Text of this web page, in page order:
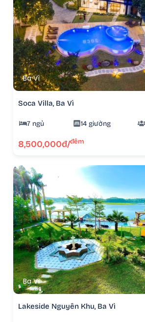
Ba Vì
Soca Villa, Ba Vì
7 ngủ 14 giường
8,500,000đ/đêm
Ba Vì
Lakeside Nguyên Khu, Ba Vì